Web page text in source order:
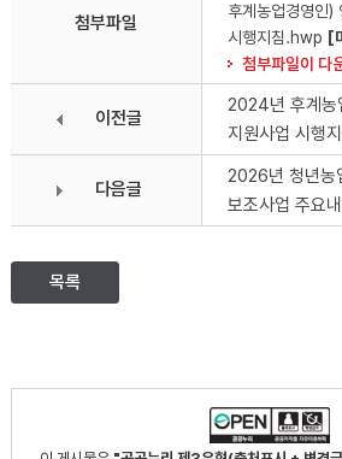
첨부파일
후계농업경영인)
시행지침.hwp [
첨부파일이 다
이전글
2024년 후계농
지원사업 시행
다음글
2026년 청년농
보조사업 주요
목록